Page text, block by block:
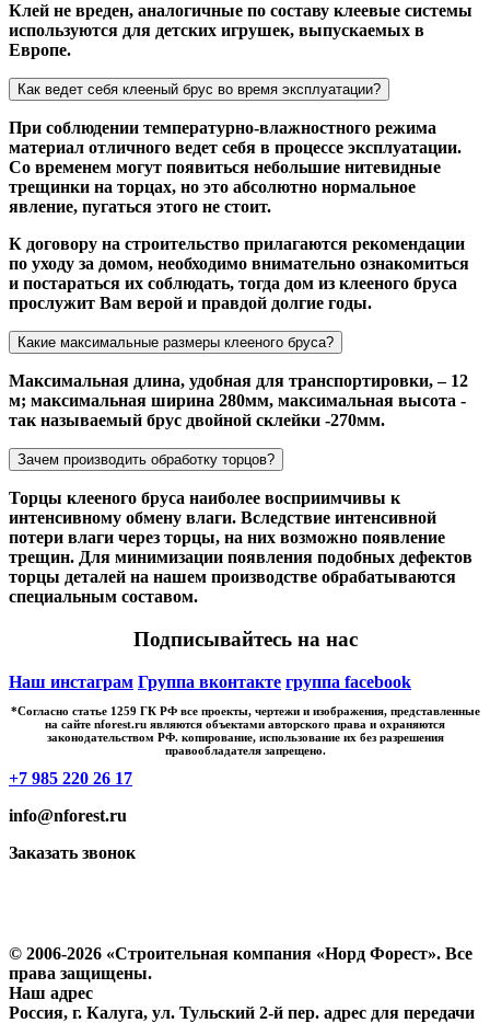
Клей не вреден, аналогичные по составу клеевые системы
используются для детских игрушек, выпускаемых в
Европе.
Как ведет себя клееный брус во время эксплуатации?
При соблюдении температурно-влажностного режима
материал отличного ведет себя в процессе эксплуатации.
Со временем могут появиться небольшие нитевидные
трещинки на торцах, но это абсолютно нормальное
явление, пугаться этого не стоит.
К договору на строительство прилагаются рекомендации
по уходу за домом, необходимо внимательно ознакомиться
и постараться их соблюдать, тогда дом из клееного бруса
прослужит Вам верой и правдой долгие годы.
Какие максимальные размеры клееного бруса?
Максимальная длина, удобная для транспортировки, – 12
м; максимальная ширина 280мм, максимальная высота -
так называемый брус двойной склейки -270мм.
Зачем производить обработку торцов?
Торцы клееного бруса наиболее восприимчивы к
интенсивному обмену влаги. Вследствие интенсивной
потери влаги через торцы, на них возможно появление
трещин. Для минимизации появления подобных дефектов
торцы деталей на нашем производстве обрабатываются
специальным составом.
Подписывайтесь на нас
Наш инстаграм Группа вконтакте группа facebook
*Cогласно статье 1259 ГК РФ все проекты, чертежи и изображения, представленные
на сайте nforest.ru являются объектами авторского права и охраняются
законодательством РФ. копирование, использование их без разрешения
правообладателя запрещено.
+7 985 220 26 17
info@nforest.ru
Заказать звонок
© 2006-2026 «Строительная компания «Норд Форест». Все
права защищены.
Наш адрес
Россия, г. Калуга, ул. Тульский 2-й пер. адрес для передачи